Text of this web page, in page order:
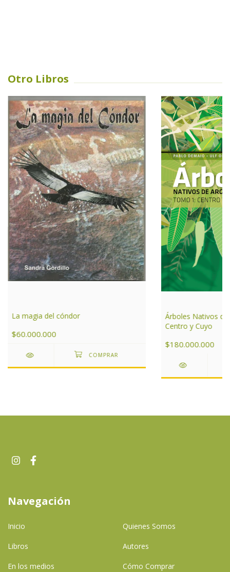
Otro Libros
La magia del cóndor
$60.000.000
Árboles Nativos
Centro y Cuyo
$180.000.000
Navegación
Inicio Quienes Somos
Libros Autores
En los medios Cómo Comprar